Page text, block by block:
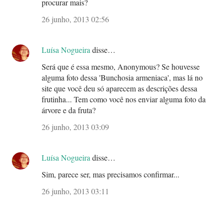
procurar mais?
26 junho, 2013 02:56
Luísa Nogueiradisse…
Será que é essa mesmo, Anonymous? Se houvesse
alguma foto dessa 'Bunchosia armeniaca', mas lá no
site que você deu só aparecem as descrições dessa
frutinha... Tem como você nos enviar alguma foto da
árvore e da fruta?
26 junho, 2013 03:09
Luísa Nogueiradisse…
Sim, parece ser, mas precisamos confirmar...
26 junho, 2013 03:11